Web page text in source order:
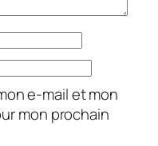
e-mail et mon
mon prochain